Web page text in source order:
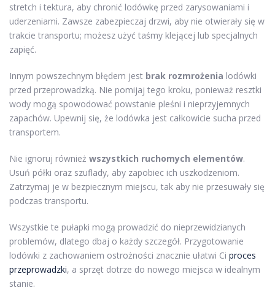
stretch i tektura, aby chronić lodówkę przed zarysowaniami i
uderzeniami. Zawsze zabezpieczaj drzwi, aby nie otwierały się w
trakcie transportu; możesz użyć taśmy klejącej lub specjalnych
zapięć.
Innym powszechnym błędem jest brak rozmrożenia lodówki
przed przeprowadzką. Nie pomijaj tego kroku, ponieważ resztki
wody mogą spowodować powstanie pleśni i nieprzyjemnych
zapachów. Upewnij się, że lodówka jest całkowicie sucha przed
transportem.
Nie ignoruj również wszystkich ruchomych elementów.
Usuń półki oraz szuflady, aby zapobiec ich uszkodzeniom.
Zatrzymaj je w bezpiecznym miejscu, tak aby nie przesuwały się
podczas transportu.
Wszystkie te pułapki mogą prowadzić do nieprzewidzianych
problemów, dlatego dbaj o każdy szczegół. Przygotowanie
lodówki z zachowaniem ostrożności znacznie ułatwi Ci proces
przeprowadzki, a sprzęt dotrze do nowego miejsca w idealnym
stanie.